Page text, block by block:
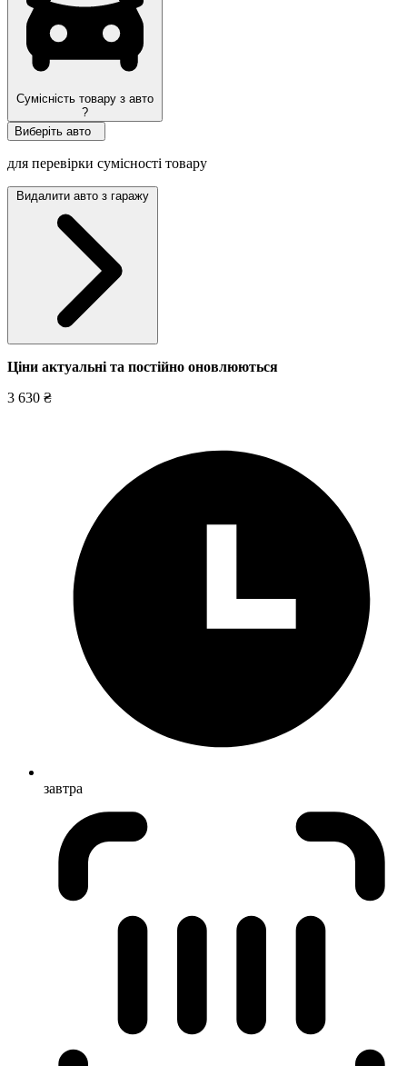
Сумісність товару з авто
?
Виберіть авто
для перевірки сумісності товару
Видалити авто з гаражу
Ціни актуальні та постійно оновлюються
3 630 ₴
завтра